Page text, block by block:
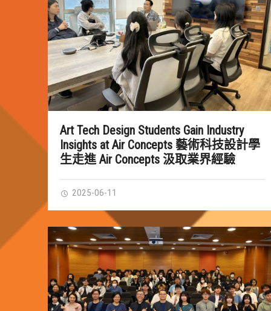
Art Tech Design Students Gain Industry
Insights at Air Concepts 藝術科技設計學
生走進 Air Concepts 汲取業界經驗
2025-06-11